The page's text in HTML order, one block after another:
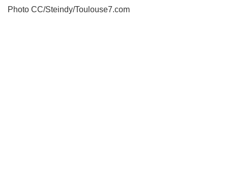
Photo CC/Steindy/Toulouse7.com